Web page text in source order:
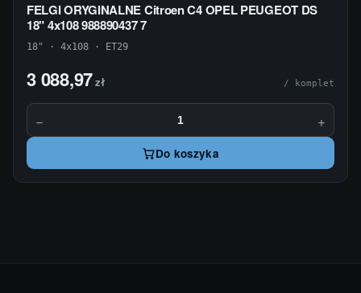
FELGI ORYGINALNE Citroen C4 OPEL PEUGEOT DS
18" 4x108 988890437 7
18" · 4x108 · ET29
3 088,97zł / komplet
− +
Do koszyka